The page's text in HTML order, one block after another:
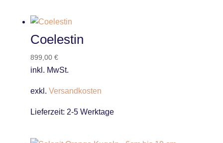
Coelestin
899,00 €
inkl. MwSt.
exkl. Versandkosten
Lieferzeit: 2-5 Werktage